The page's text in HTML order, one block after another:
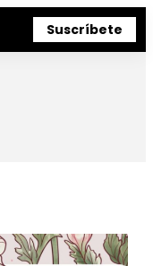
Suscríbete